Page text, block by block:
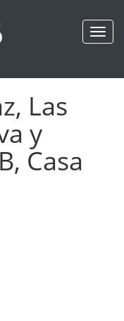
Las
y
Casa